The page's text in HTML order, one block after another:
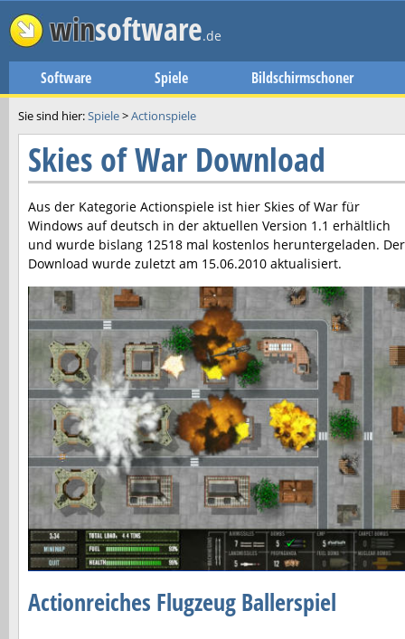
winsoftware.de
Software Spiele Bildschirmschoner
Sie sind hier:Spiele>Actionspiele
Skies of War Download
Aus der Kategorie Actionspiele ist hier Skies of War für
Windows auf deutsch in der aktuellen Version 1.1 erhältlich
und wurde bislang 12518 mal kostenlos heruntergeladen. Der
Download wurde zuletzt am 15.06.2010 aktualisiert.
Actionreiches Flugzeug Ballerspiel